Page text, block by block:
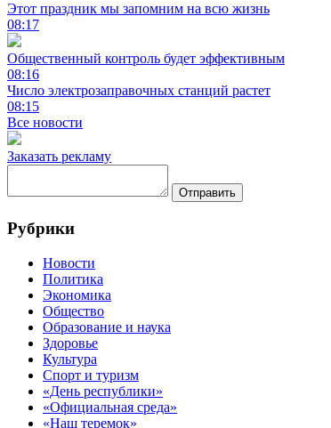
Этот праздник мы запомним на всю жизнь
08:17
Общественный контроль будет эффективным
08:16
Число электрозаправочных станций растет
08:15
Все новости
Заказать рекламу
Отправить
Рубрики
Новости
Политика
Экономика
Общество
Образование и наука
Здоровье
Культура
Спорт и туризм
«День республики»
«Официальная среда»
«Наш теремок»